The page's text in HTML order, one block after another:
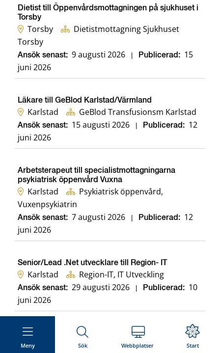
Meny Sök Webbplatser Start
Dietist till Öppenvårdsmottagningen på sjukhuset i
Torsby
Torsby
Dietistmottagning Sjukhuset
Torsby
Ansök senast: 9 augusti 2026 Publicerad: 15
juni 2026
Läkare till GeBlod Karlstad/Värmland
Karlstad GeBlod Transfusionsm Karlstad
Ansök senast: 15 augusti 2026 Publicerad: 12
juni 2026
Arbetsterapeut till specialistmottagningarna
psykiatrisk öppenvård Vuxna
Karlstad
Psykiatrisk öppenvård,
Vuxenpsykiatrin
Ansök senast: 7 augusti 2026 Publicerad: 12
juni 2026
Senior/Lead .Net utvecklare till Region- IT
Karlstad Region-IT, IT Utveckling
Ansök senast: 29 augusti 2026 Publicerad: 10
juni 2026
Specialist Physician/Senior Consultant in
Radiology for Northern Värmland